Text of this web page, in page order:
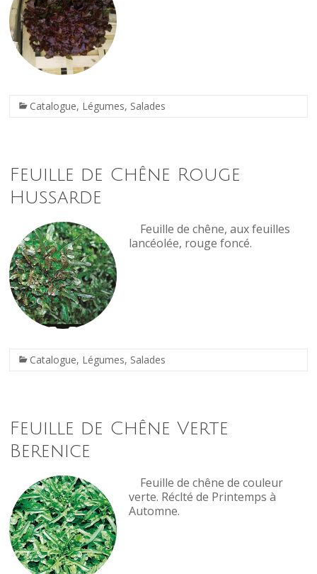
Catalogue, Légumes, Salades
Feuille de Chêne Rouge
Hussarde
Feuille de chêne, aux feuilles
lancéolée, rouge foncé.
Catalogue, Légumes, Salades
Feuille de Chêne Verte
Berenice
Feuille de chêne de couleur
verte. Réclté de Printemps à
Automne.